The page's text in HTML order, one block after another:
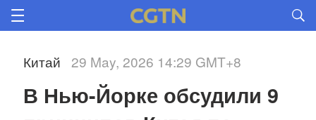
Китай 29 May, 2026 14:29 GMT+8
В Нью-Йорке обсудили 9